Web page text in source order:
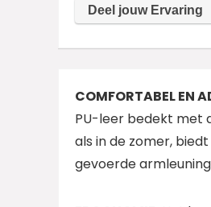
COMFORTABEL EN
PU-leer bedekt met
als in de zomer,
gevoerde